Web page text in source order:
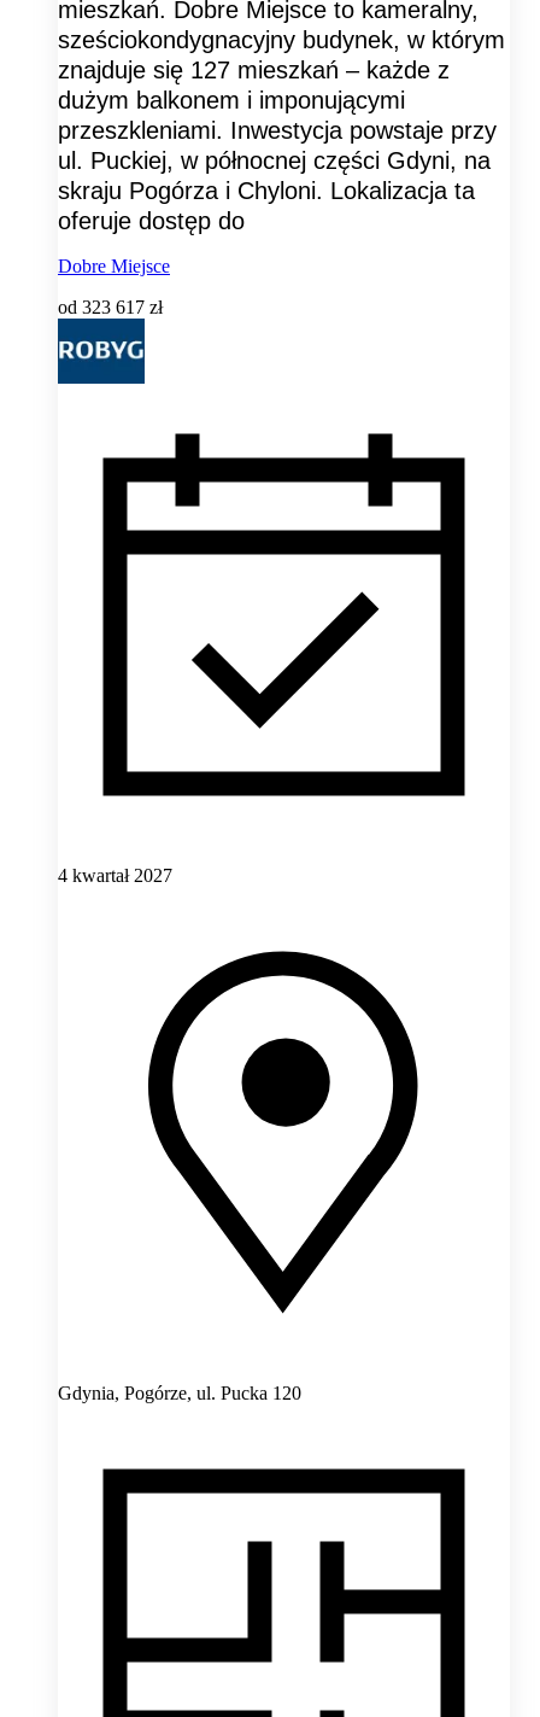
mieszkań. Dobre Miejsce to kameralny,
sześciokondygnacyjny budynek, w którym
znajduje się 127 mieszkań – każde z
dużym balkonem i imponującymi
przeszkleniami. Inwestycja powstaje przy
ul. Puckiej, w północnej części Gdyni, na
skraju Pogórza i Chyloni. Lokalizacja ta
oferuje dostęp do
Dobre Miejsce
od 323 617 zł
4 kwartał 2027
Gdynia, Pogórze, ul. Pucka 120